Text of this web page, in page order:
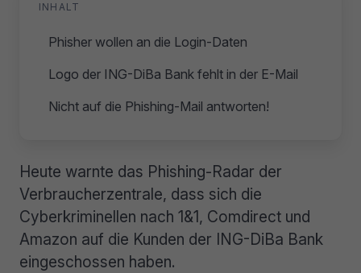
INHALT
Phisher wollen an die Login-Daten
Logo der ING-DiBa Bank fehlt in der E-Mail
Nicht auf die Phishing-Mail antworten!
Heute warnte das Phishing-Radar der
Verbraucherzentrale, dass sich die
Cyberkriminellen nach 1&1, Comdirect und
Amazon auf die Kunden der ING-DiBa Bank
eingeschossen haben.